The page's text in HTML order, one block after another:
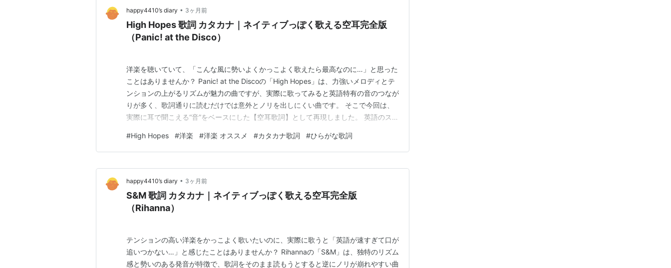
happy4410’s diary • 3ヶ月前
High Hopes 歌詞 カタカナ｜ネイティブっぽく歌える空耳完全版
（Panic! at the Disco）
洋楽を聴いていて、「こんな風に勢いよくかっこよく歌えたら最高なのに…」と思った
ことはありませんか？ Panic! at the Discoの「High Hopes」は、力強いメロディとテ
ンションの上がるリズムが魅力の曲ですが、実際に歌ってみると英語特有の音のつなが
りが多く、歌詞通りに読むだけでは意外とノリを出しにくい曲です。 そこで今回は、
実際に耳で聞こえる“音”をベースにした【空耳歌詞】として再現しました。 英語のスペ
に近づけるようになります。 この曲は特に「テンション」と「勢い」が大切なので、
まずは細かい発音を…
#High Hopes #洋楽 #洋楽 オススメ #カタカナ歌詞 #ひらがな歌詞
happy4410’s diary • 3ヶ月前
S&M 歌詞 カタカナ｜ネイティブっぽく歌える空耳完全版
（Rihanna）
テンションの高い洋楽をかっこよく歌いたいのに、実際に歌うと「英語が速すぎて口が
追いつかない…」と感じたことはありませんか？ Rihannaの「S&M」は、独特のリズム
感と勢いのある発音が特徴で、歌詞をそのまま読もうとすると逆にノリが崩れやすい曲